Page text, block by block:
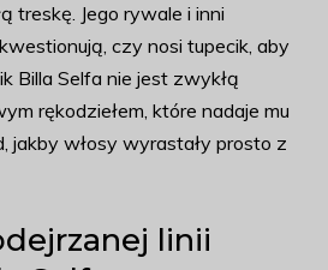
treskę. Jego rywale i inni
czy nosi tupecik, aby
Billa Selfa nie jest zwykłą
rękodziełem, które nadaje mu
jakby włosy wyrastały prosto z
linii